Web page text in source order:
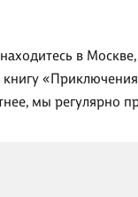
в
мы регулярно